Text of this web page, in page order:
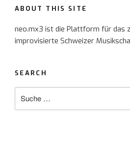
ABOUT THIS SITE
neo.mx3 ist die Plattform für das
improvisierte Schweizer
SEARCH